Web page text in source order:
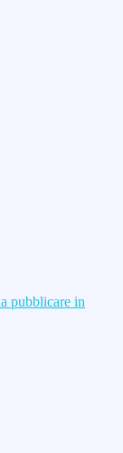
pubblicare in